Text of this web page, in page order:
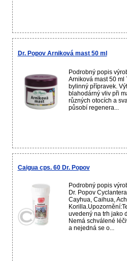
Dr. Popov Arniková mast 50 ml
Podrobný popis
Arniková mast 50 ml
bylinný přípravek.
blahodárný vliv při
různých otocích a
působí regenera...
Caigua cps. 60 Dr. Popov
Podrobný popis
Dr. Popov
Cayhua, Caihua,
uvedený na trh jako
Nemá schválené
a nejedná se o...